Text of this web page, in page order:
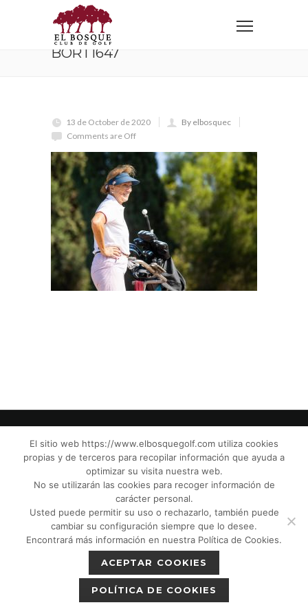
Home BORT1647
BORT1647
13 de October de 2020
By elbosquec
Comments are Off
© El Bosque Club de Golf |Aviso Legal|
Política de Privacidad| Política de Cookies
Política de devoluciones|
Protección de Menores CPM”|
El sitio web https://www.elbosquegolf.com utiliza cookies
propias y de terceros para recopilar información que ayuda a
optimizar su visita nuestra web.
No se utilizarán las cookies para recoger información de
carácter personal.
Usted puede permitir su uso o rechazarlo, también puede
cambiar su configuración siempre que lo desee.
Encontrará más información en nuestra Política de Cookies.
ACEPTAR COOKIES
POLÍTICA DE COOKIES